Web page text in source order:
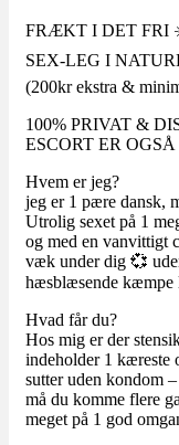
FRÆKT I DET FRI
SEX-LEG I
(200kr ekstra &
100% PRIVAT &
ESCORT ER
Hvem er jeg?
jeg er 1 pære dansk,
Utrolig sexet på 1
og med en vanvittigt
væk under dig 💞
hæsblæsende kæmpe
Hvad får du?
Hos mig er der
indeholder 1 kæreste
sutter uden kondom
må du komme flere
meget på 1 god